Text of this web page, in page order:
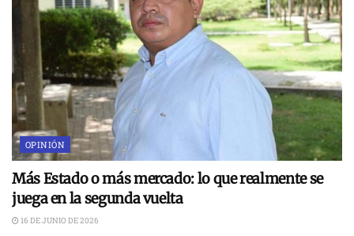
OPINIÓN
Más Estado o más mercado: lo que realmente se
juega en la segunda vuelta
16 DE JUNIO DE 2026